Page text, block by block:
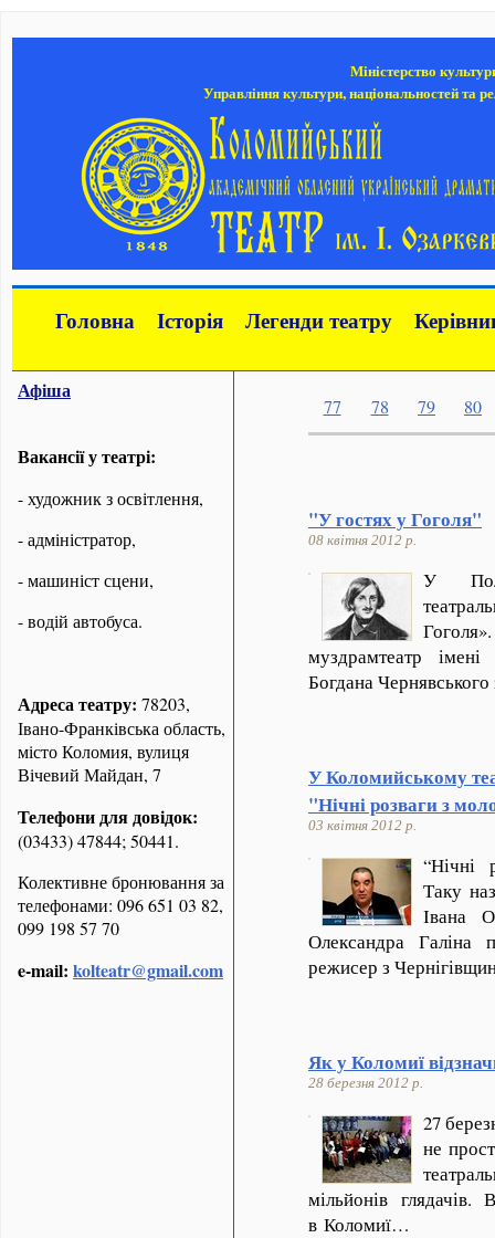
Міністерство
Управління культури, національностей та
Головна Історія Легенди театру
Афіша
Вакансії у театрі:
- художник з освітлення,
- адміністратор,
- машиніст сцени,
- водій автобуса.
Адреса театру: 78203,
Івано-Франківська область,
місто Коломия, вулиця
Вічевий Майдан, 7
Телефони для довідок:
(03433) 47844; 50441.
Колективне бронювання за
телефонами: 096 651 03 82,
099 198 57 70
e-mail: kolteatr@gmail.com
77 78 79 80
"У гостях у Гоголя"
08 квітня 2012 р.
У
муздрамтеатр
Богдана
У Коломийському
"Нічні розваги з
03 квітня 2012 р.
“Нічні
Таку
Івана
Олександра Галіна
режисер з
Як у Коломиї
28 березня 2012 р.
27
не
мільйонів
в Коломиї…